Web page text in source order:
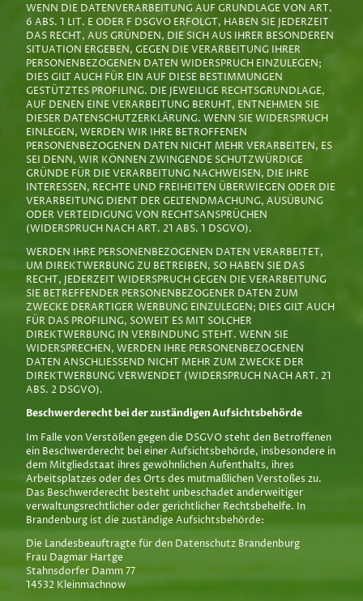
WENN DIE DATENVERARBEITUNG AUF GRUNDLAGE VON ART.
6 ABS. 1 LIT. E ODER F DSGVO ERFOLGT, HABEN SIE JEDERZEIT
DAS RECHT, AUS GRÜNDEN, DIE SICH AUS IHRER BESONDEREN
SITUATION ERGEBEN, GEGEN DIE VERARBEITUNG IHRER
PERSONENBEZOGENEN DATEN WIDERSPRUCH EINZULEGEN;
DIES GILT AUCH FÜR EIN AUF DIESE BESTIMMUNGEN
GESTÜTZTES PROFILING. DIE JEWEILIGE RECHTSGRUNDLAGE,
AUF DENEN EINE VERARBEITUNG BERUHT, ENTNEHMEN SIE
DIESER DATENSCHUTZERKLÄRUNG. WENN SIE WIDERSPRUCH
EINLEGEN, WERDEN WIR IHRE BETROFFENEN
PERSONENBEZOGENEN DATEN NICHT MEHR VERARBEITEN, ES
SEI DENN, WIR KÖNNEN ZWINGENDE SCHUTZWÜRDIGE
GRÜNDE FÜR DIE VERARBEITUNG NACHWEISEN, DIE IHRE
INTERESSEN, RECHTE UND FREIHEITEN ÜBERWIEGEN ODER DIE
VERARBEITUNG DIENT DER GELTENDMACHUNG, AUSÜBUNG
ODER VERTEIDIGUNG VON RECHTSANSPRÜCHEN
(WIDERSPRUCH NACH ART. 21 ABS. 1 DSGVO).
WERDEN IHRE PERSONENBEZOGENEN DATEN VERARBEITET,
UM DIREKTWERBUNG ZU BETREIBEN, SO HABEN SIE DAS
RECHT, JEDERZEIT WIDERSPRUCH GEGEN DIE VERARBEITUNG
SIE BETREFFENDER PERSONENBEZOGENER DATEN ZUM
ZWECKE DERARTIGER WERBUNG EINZULEGEN; DIES GILT AUCH
FÜR DAS PROFILING, SOWEIT ES MIT SOLCHER
DIREKTWERBUNG IN VERBINDUNG STEHT. WENN SIE
WIDERSPRECHEN, WERDEN IHRE PERSONENBEZOGENEN
DATEN ANSCHLIESSEND NICHT MEHR ZUM ZWECKE DER
DIREKTWERBUNG VERWENDET (WIDERSPRUCH NACH ART. 21
ABS. 2 DSGVO).
Beschwerde­recht bei der zuständigen Aufsichts­behörde
Im Falle von Verstößen gegen die DSGVO steht den Betroffenen
ein Beschwerderecht bei einer Aufsichtsbehörde, insbesondere in
dem Mitgliedstaat ihres gewöhnlichen Aufenthalts, ihres
Arbeitsplatzes oder des Orts des mutmaßlichen Verstoßes zu.
Das Beschwerderecht besteht unbeschadet anderweitiger
verwaltungsrechtlicher oder gerichtlicher Rechtsbehelfe. In
Brandenburg ist die zuständige Aufsichtsbehörde:
Die Landesbeauftragte für den Datenschutz Brandenburg
Frau Dagmar Hartge
Stahnsdorfer Damm 77
14532 Kleinmachnow